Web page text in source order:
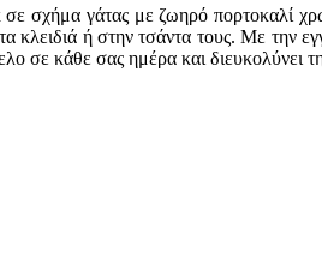
σχήμα γάτας με ζωηρό πορτοκαλί
ή στην τσάντα τους. Με την
σε κάθε σας ημέρα και διευκολύνει